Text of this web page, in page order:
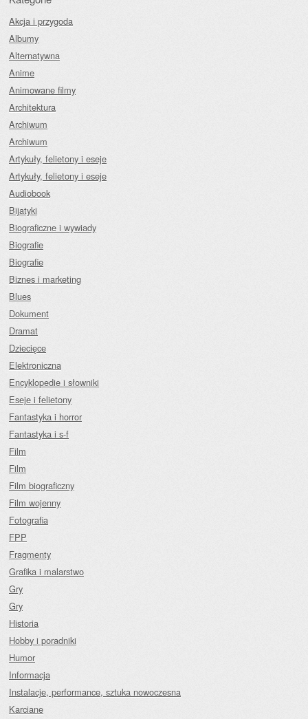
Akcja i przygoda
Albumy
Alternatywna
Anime
Animowane filmy
Architektura
Archiwum
Archiwum
Artykuły, felietony i eseje
Artykuły, felietony i eseje
Audiobook
Bijatyki
Biograficzne i wywiady
Biografie
Biografie
Biznes i marketing
Blues
Dokument
Dramat
Dziecięce
Elektroniczna
Encyklopedie i słowniki
Eseje i felietony
Fantastyka i horror
Fantastyka i s-f
Film
Film
Film biograficzny
Film wojenny
Fotografia
FPP
Fragmenty
Grafika i malarstwo
Gry
Gry
Historia
Hobby i poradniki
Humor
Informacja
Instalacje, performance, sztuka nowoczesna
Karciane